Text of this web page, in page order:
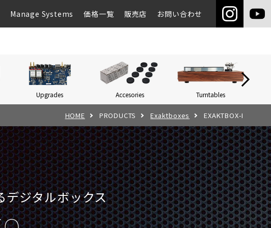
Manage Systems 価格一覧 販売店 お問い合わせ
Upgrades Accesories Turntables
HOME PRODUCTS Exaktboxes EXAKTBOX-I
デジタルボックス